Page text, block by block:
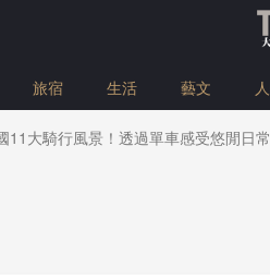
旅宿 生活 藝文
11大騎行風景！透過單車感受悠閒日